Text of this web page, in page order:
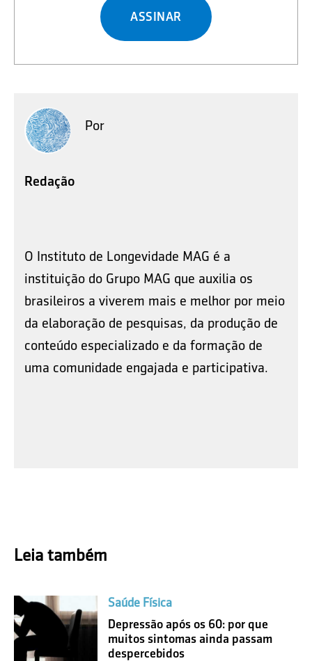
ASSINAR
Por
Redação
O Instituto de Longevidade MAG é a
instituição do Grupo MAG que auxilia os
brasileiros a viverem mais e melhor por meio
da elaboração de pesquisas, da produção de
conteúdo especializado e da formação de
uma comunidade engajada e participativa.
Leia também
Saúde Física
Depressão após os 60: por que
muitos sintomas ainda passam
despercebidos